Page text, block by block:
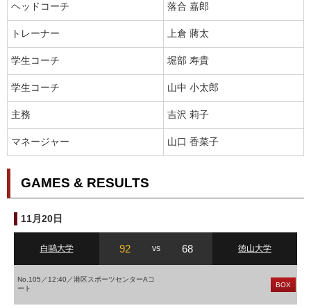
ヘッドコーチ 落合 嘉郎
トレーナー 上倉 蔣太
学生コーチ 堀部 寿貴
学生コーチ 山中 小太郎
主務 吉沢 莉子
マネージャー 山口 香菜子
GAMES & RESULTS
11月20日
白鷗大学 92 vs 68 徳山大学
No.105／12:40／港区スポーツセンターAコ
ート
BOX